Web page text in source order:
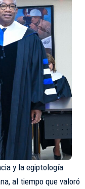
y la egiptología
al tiempo que valoró